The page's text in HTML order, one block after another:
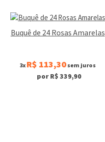
Buquê de 24 Rosas Amarelas
3x R$ 113,30 sem juros
por R$ 339,90